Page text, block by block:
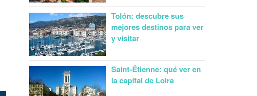
Tolón: descubre sus
mejores destinos para ver
y visitar
Saint-Étienne: qué ver en
la capital de Loira